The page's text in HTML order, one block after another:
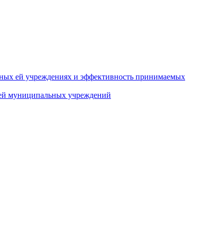
ей учреждениях и эффективность принимаемых
муниципальных учреждений